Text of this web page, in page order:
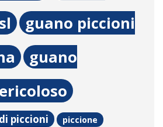
guano piccioni
guano
piccioni piccione